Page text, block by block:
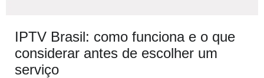
IPTV Brasil: como funciona e o que
considerar antes de escolher um
serviço